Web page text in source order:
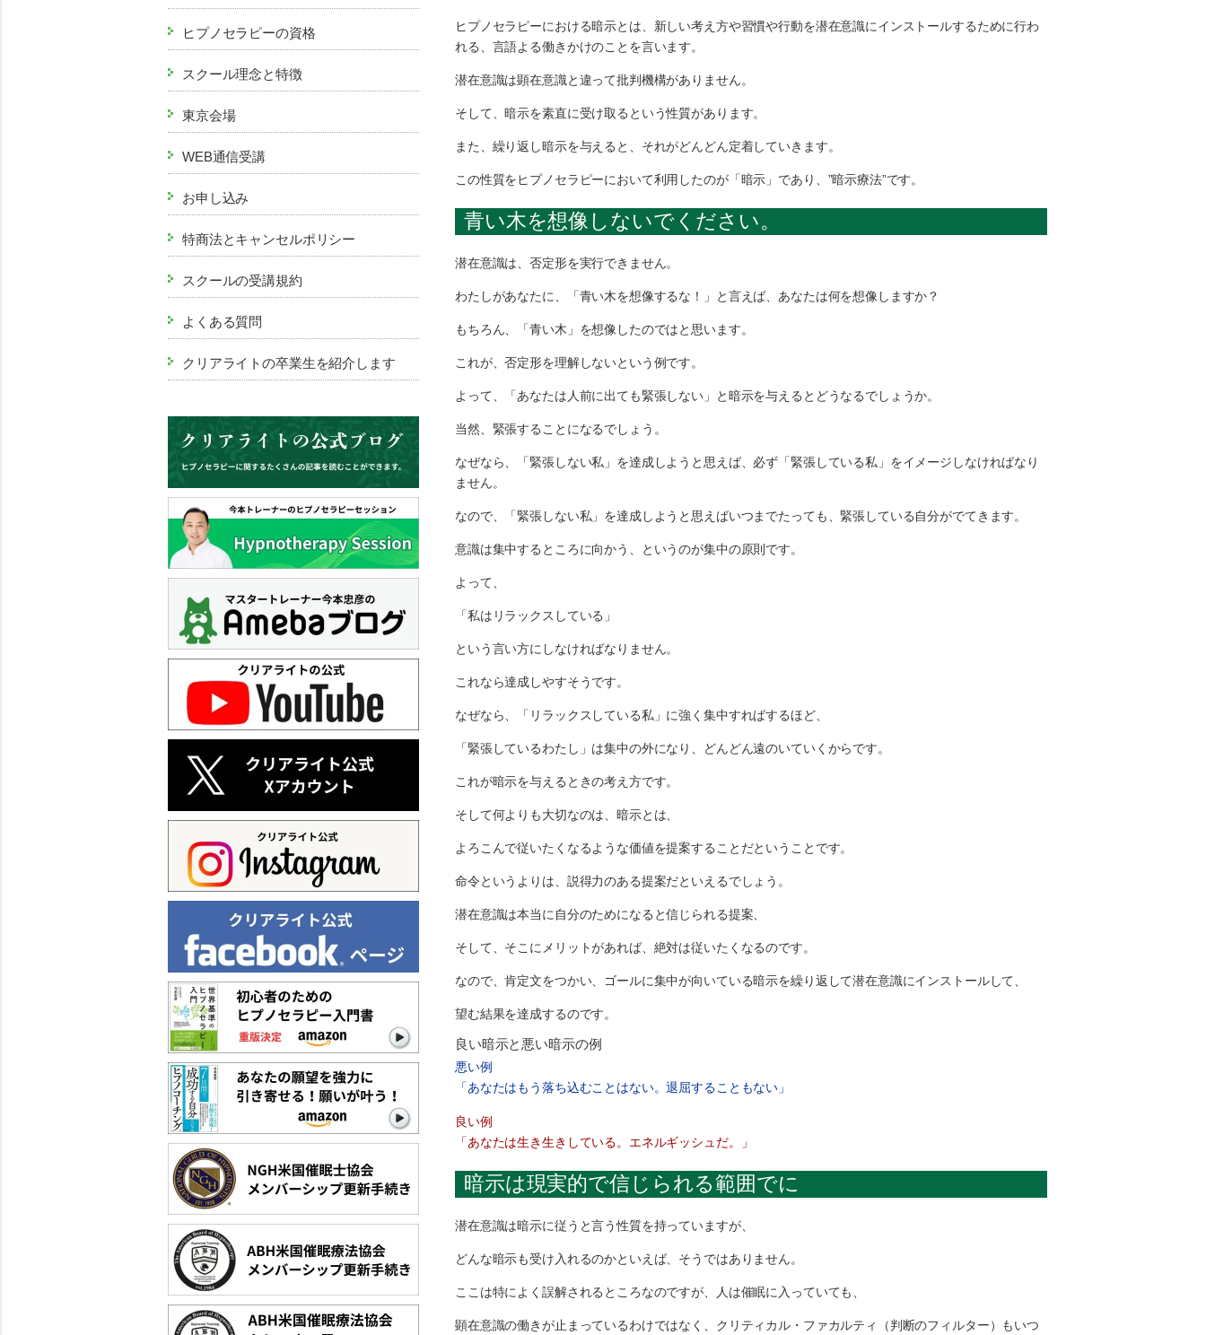
ヒプノセラピーにおける暗示とは、新しい考え方や習慣や行動を潜在意識にインストールするために行わ
れる、言語よる働きかけのことを言います。
潜在意識は顕在意識と違って批判機構がありません。
そして、暗示を素直に受け取るという性質があります。
また、繰り返し暗示を与えると、それがどんどん定着していきます。
この性質をヒプノセラピーにおいて利用したのが「暗示」であり、”暗示療法”です。
青い木を想像しないでください。
潜在意識は、否定形を実行できません。
わたしがあなたに、「青い木を想像するな！」と言えば、あなたは何を想像しますか？
もちろん、「青い木」を想像したのではと思います。
これが、否定形を理解しないという例です。
よって、「あなたは人前に出ても緊張しない」と暗示を与えるとどうなるでしょうか。
当然、緊張することになるでしょう。
なぜなら、「緊張しない私」を達成しようと思えば、必ず「緊張している私」をイメージしなければなり
ません。
なので、「緊張しない私」を達成しようと思えばいつまでたっても、緊張している自分がでてきます。
意識は集中するところに向かう、というのが集中の原則です。
よって、
「私はリラックスしている」
という言い方にしなければなりません。
これなら達成しやすそうです。
なぜなら、「リラックスしている私」に強く集中すればするほど、
「緊張しているわたし」は集中の外になり、どんどん遠のいていくからです。
これが暗示を与えるときの考え方です。
そして何よりも大切なのは、暗示とは、
よろこんで従いたくなるような価値を提案することだということです。
命令というよりは、説得力のある提案だといえるでしょう。
潜在意識は本当に自分のためになると信じられる提案、
そして、そこにメリットがあれば、絶対は従いたくなるのです。
なので、肯定文をつかい、ゴールに集中が向いている暗示を繰り返して潜在意識にインストールして、
望む結果を達成するのです。
良い暗示と悪い暗示の例
悪い例
「あなたはもう落ち込むことはない。退屈することもない」
良い例
「あなたは生き生きしている。エネルギッシュだ。」
暗示は現実的で信じられる範囲でに
潜在意識は暗示に従うと言う性質を持っていますが、
どんな暗示も受け入れるのかといえば、そうではありません。
ここは特によく誤解されるところなのですが、人は催眠に入っていても、
顕在意識の働きが止まっているわけではなく、クリティカル・ファカルティ（判断のフィルター）もいつ
ヒプノセラピーの資格
スクール理念と特徴
東京会場
WEB通信受講
お申し込み
特商法とキャンセルポリシー
スクールの受講規約
よくある質問
クリアライトの卒業生を紹介します